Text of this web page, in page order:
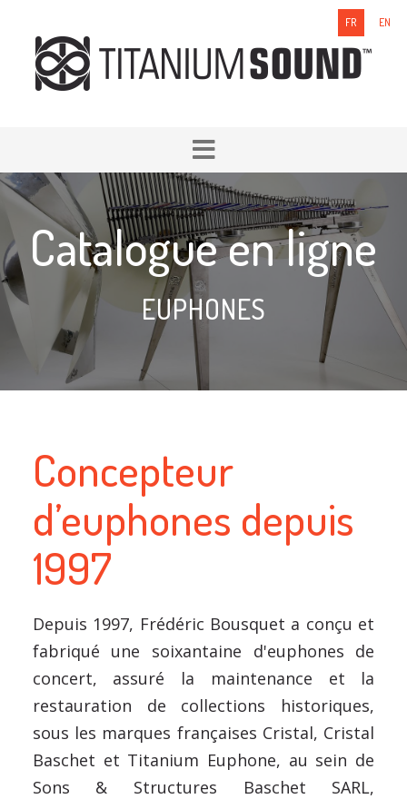
FR EN
Catalogue en ligne
EUPHONES
Concepteur
d’euphones depuis
1997
Depuis 1997, Frédéric Bousquet a conçu et
fabriqué une soixantaine d'euphones de
concert, assuré la maintenance et la
restauration de collections historiques,
sous les marques françaises Cristal, Cristal
Baschet et Titanium Euphone, au sein de
Sons & Structures Baschet SARL,